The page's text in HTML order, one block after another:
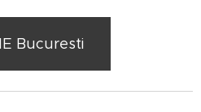
Bucuresti